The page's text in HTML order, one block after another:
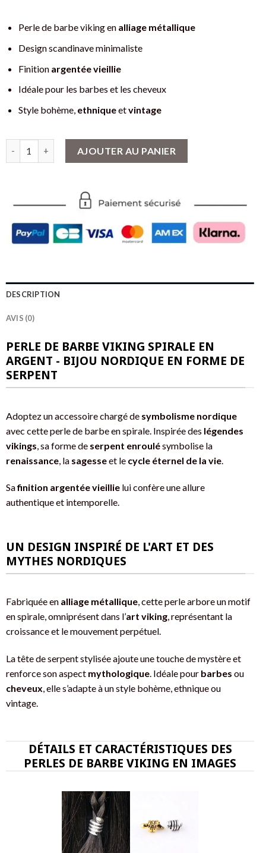
Perle de barbe viking en alliage métallique
Design scandinave minimaliste
Finition argentée vieillie
Idéale pour les barbes et les cheveux
Style bohème, ethniqueetvintage
AJOUTER AU PANIER
DESCRIPTION
AVIS (0)
PERLE DE BARBE VIKING SPIRALE EN
ARGENT - BIJOU NORDIQUE EN FORME DE
SERPENT
Adoptez un accessoire chargé de symbolisme nordique
avec cette perle de barbe en spirale. Inspirée des légendes
vikings , sa forme de serpent enroulésymbolise la
renaissance, la sagesseet le cycle éternel de la vie.
Safinition argentée vieillielui confère une allure
authentique et intemporelle.
UN DESIGN INSPIRÉ DE L'ART ET DES
MYTHES NORDIQUES
Fabriquée en alliage métallique, cette perle arbore un motif
en spirale, omniprésent dans l’art viking, représentant la
croissance et le mouvement perpétuel.
La tête de serpent stylisée ajoute une touche de mystère et
renforce son aspect mythologique. Idéale pour barbes ou
cheveux, elle s’adapte à un style bohème, ethnique ou
vintage.
DÉTAILS ET CARACTÉRISTIQUES DES
PERLES DE BARBE VIKING EN IMAGES